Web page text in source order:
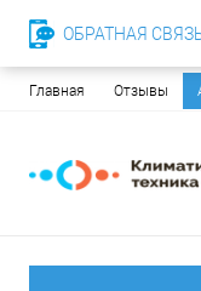
Главная Отзывы
ОБРАТНАЯ